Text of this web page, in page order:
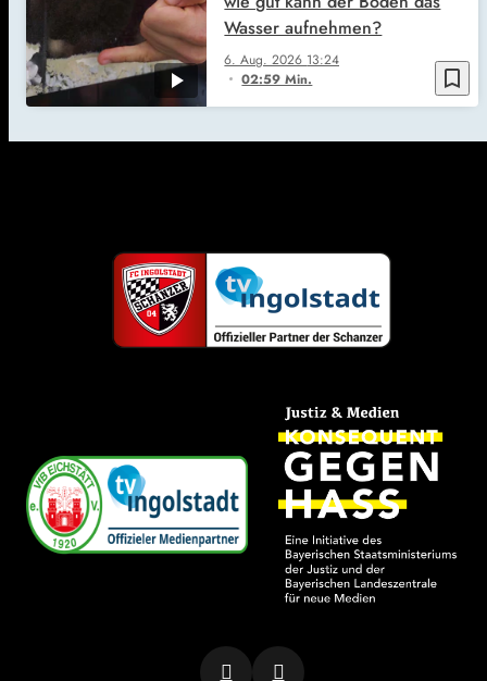
bookmark_border
6. Aug. 2026 13:24
02:59 Min.
Wasser aufnehmen?